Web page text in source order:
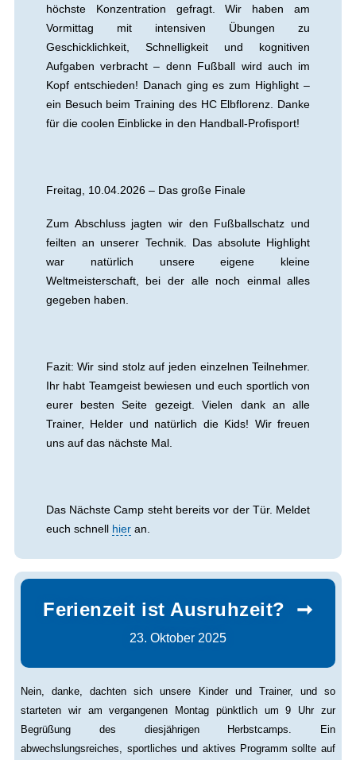
höchste Konzentration gefragt. Wir haben am
Vormittag mit intensiven Übungen zu
Geschicklichkeit, Schnelligkeit und kognitiven
Aufgaben verbracht – denn Fußball wird auch im
Kopf entschieden! Danach ging es zum Highlight –
ein Besuch beim Training des HC Elbflorenz. Danke
für die coolen Einblicke in den Handball-Profisport!
Freitag, 10.04.2026 – Das große Finale
Zum Abschluss jagten wir den Fußballschatz und
feilten an unserer Technik. Das absolute Highlight
war natürlich unsere eigene kleine
Weltmeisterschaft, bei der alle noch einmal alles
gegeben haben.
Fazit: Wir sind stolz auf jeden einzelnen Teilnehmer.
Ihr habt Teamgeist bewiesen und euch sportlich von
eurer besten Seite gezeigt. Vielen dank an alle
Trainer, Helder und natürlich die Kids! Wir freuen
uns auf das nächste Mal.
Das Nächste Camp steht bereits vor der Tür. Meldet
euch schnell hieran.
Ferienzeit ist Ausruhzeit?
23. Oktober 2025
Nein, danke, dachten sich unsere Kinder und Trainer, und so
starteten wir am vergangenen Montag pünktlich um 9 Uhr zur
Begrüßung des diesjährigen Herbstcamps. Ein
abwechslungsreiches, sportliches und aktives Programm sollte auf